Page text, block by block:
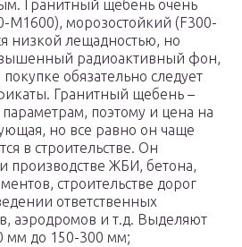
Гранитный щебень очень
М1600), морозостойкий (F300-
низкой лещадностью, но
радиоактивный фон,
обязательно следует
Гранитный щебень –
поэтому и цена на
но все равно он чаще
в строительстве. Он
производстве ЖБИ, бетона,
строительстве дорог
ответственных
аэродромов и т.д. Выделяют
мм до 150-300 мм;